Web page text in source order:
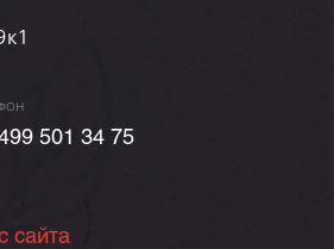
501 34 75
сайта